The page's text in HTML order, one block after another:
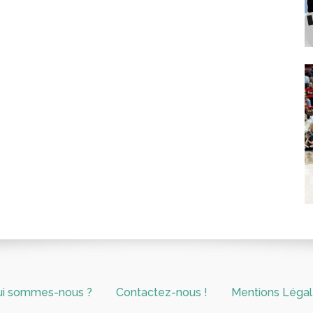
sommes-nous ? Contactez-nous ! Mentions